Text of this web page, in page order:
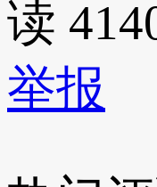
读
举报